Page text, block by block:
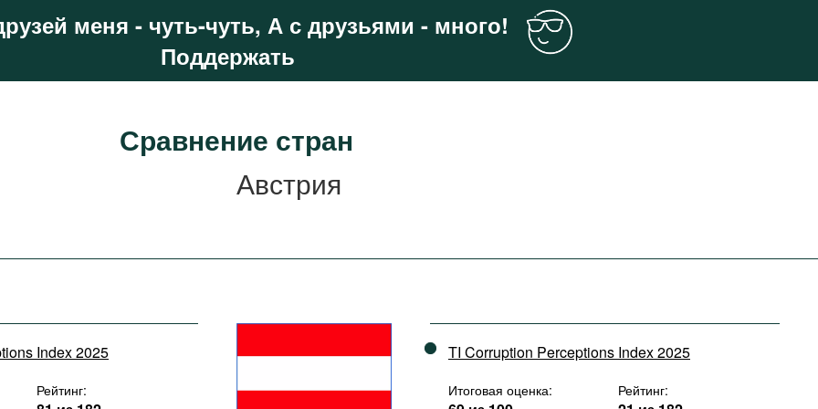
меня - чуть-чуть, А с друзьями - много!
Поддержать
Сравнение стран
Австрия
Index 2025
Рейтинг:
TI Corruption Perceptions Index 2025
Итоговая оценка: Рейтинг: